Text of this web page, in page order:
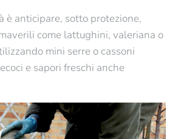
è anticipare, sotto protezione,
come lattughini, valeriana o
mini serre o cassoni
e sapori freschi anche